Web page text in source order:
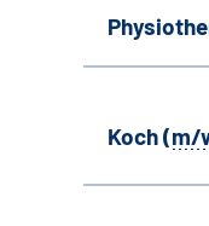
Koch (m/